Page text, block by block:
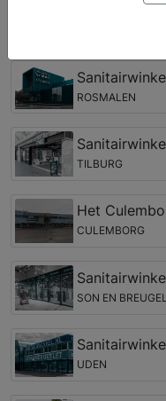
Badkamer
ROSMALEN
TILBURG
Het
CULEMBORG
SON EN BREUGEL
UDEN